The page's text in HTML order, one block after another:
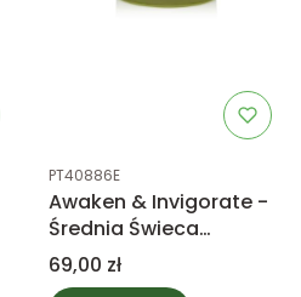
Kod produktu
PT40886E
Awaken & Invigorate -
Średnia Świeca
Zapachowa CBC
Cena
69,00 zł